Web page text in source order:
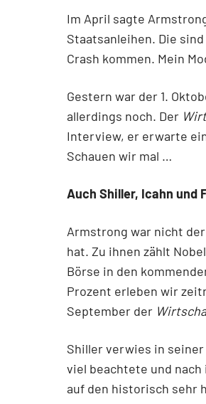
Im April sagte
Staatsanleihen. Die
Crash kommen. Mein
Gestern war der 1.
allerdings noch. Der
Interview, er erwarte
Schauen wir mal …
Auch Shiller, Icahn und
Armstrong war nicht
hat. Zu ihnen zählt
Börse in den
Prozent erleben wir
September der
Shiller verwies in
viel beachtete und nach
auf den historisch sehr